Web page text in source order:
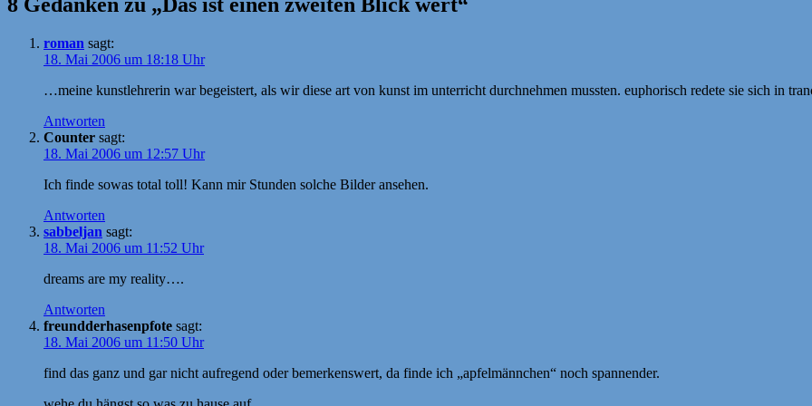
roman sagt:
18. Mai 2006 um 18:18 Uhr
…meine kunstlehrerin war begeistert, als wir diese art von kunst im unterricht durchnehmen mussten. euphorisch redete sie sich in
Antworten
Counter sagt:
18. Mai 2006 um 12:57 Uhr
Ich finde sowas total toll! Kann mir Stunden solche Bilder ansehen.
Antworten
sabbeljan sagt:
18. Mai 2006 um 11:52 Uhr
dreams are my reality….
Antworten
freundderhasenpfote sagt:
18. Mai 2006 um 11:50 Uhr
find das ganz und gar nicht aufregend oder bemerkenswert, da finde ich „apfelmännchen“ noch spannender.